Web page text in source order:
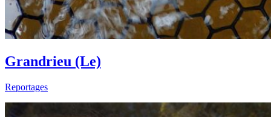
Grandrieu (Le)
Reportages